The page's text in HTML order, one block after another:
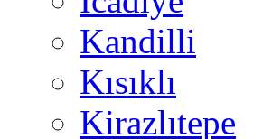
Kandilli
Kısıklı
Kirazlıtepe